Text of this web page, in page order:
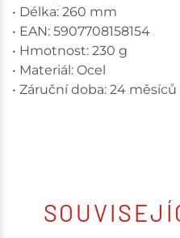
• Délka: 260 mm
• EAN: 5907708158154
• Hmotnost: 230 g
• Materiál: Ocel
• Záruční doba: 24 měsíců